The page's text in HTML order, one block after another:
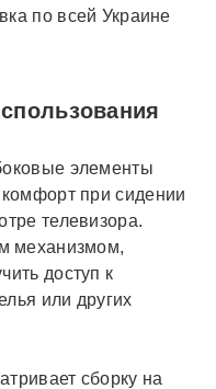
по всей Украине
элементы
при сидении
телевизора.
механизмом,
доступ к
или других
сборку на